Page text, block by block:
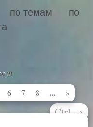
по темам
по
6 7 8 ... »
Ctrl →